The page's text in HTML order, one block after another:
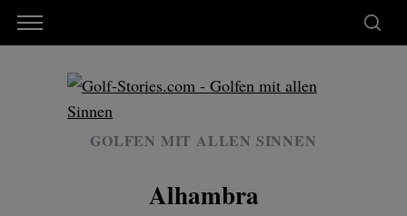
GOLFEN MIT ALLEN SINNEN
Alhambra